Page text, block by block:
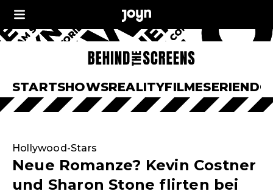
STARTSHOWSREALITYFILMESERIEN
Hollywood-Stars
Neue Romanze? Kevin Costner
und Sharon Stone flirten bei